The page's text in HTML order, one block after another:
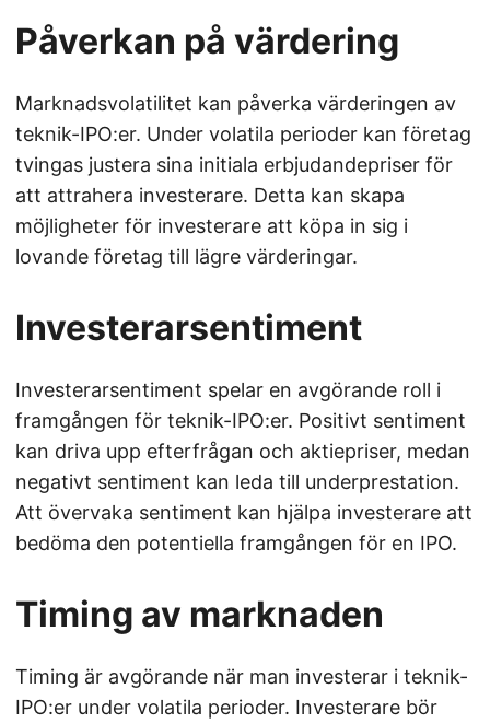
Påverkan på värdering
Marknadsvolatilitet kan påverka värderingen av
teknik-IPO:er. Under volatila perioder kan företag
tvingas justera sina initiala erbjudandepriser för
att attrahera investerare. Detta kan skapa
möjligheter för investerare att köpa in sig i
lovande företag till lägre värderingar.
Investerarsentiment
Investerarsentiment spelar en avgörande roll i
framgången för teknik-IPO:er. Positivt sentiment
kan driva upp efterfrågan och aktiepriser, medan
negativt sentiment kan leda till underprestation.
Att övervaka sentiment kan hjälpa investerare att
bedöma den potentiella framgången för en IPO.
Timing av marknaden
Timing är avgörande när man investerar i teknik-
IPO:er under volatila perioder. Investerare bör